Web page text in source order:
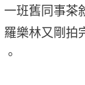
一班舊同事
樂林又剛拍